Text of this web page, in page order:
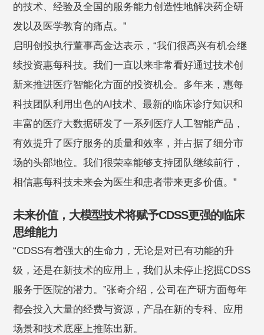
的技术、经验及全国的服务能力创造性地解决药企研
发以及医学教育的痛点。”
启明创投执行董事高金达表示，“我们很高兴有机会继
续投资惠每科技。我们一直以来非常看好通过技术创
新来推进医疗智能化方面的投资机会。多年来，惠每
科技团队利用出色的AI技术、最新的临床诊疗知识和
丰富的医疗大数据研发了一系列医疗人工智能产品，
有效提升了医疗服务的质量和效率，并占据了细分市
场的头部地位。我们很荣幸能够支持团队继续前行，
相信惠每科技未来会为医生和患者带来更多价值。”
未来价值，大模型技术将赋予CDSS更强的临床
思维能力
“CDSS有着强大的生命力，无论是对已有功能的升
级，还是在新技术的应用上，我们从未停止挖掘CDSS
服务于医院的潜力。”张奇介绍，公司在产研方面每年
都会投入大量的经费与资源，产品在新的专科、应用
场景和技术底座上推陈出新。